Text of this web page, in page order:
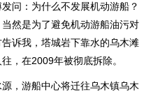
问：为什么不发展机动游船？
然是为了避免机动游船油污对
诉我，塔城岩下靠水的乌木滩
，在2009年被彻底拆除。
，游船中心将迁往乌木镇乌木